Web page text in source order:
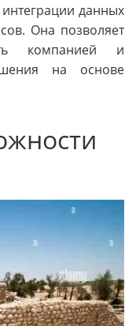
данных
Она позволяет
компанией и
на основе